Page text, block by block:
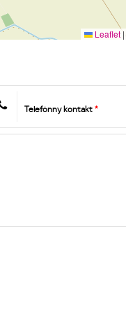
Leaflet |
Telefónny kontakt *